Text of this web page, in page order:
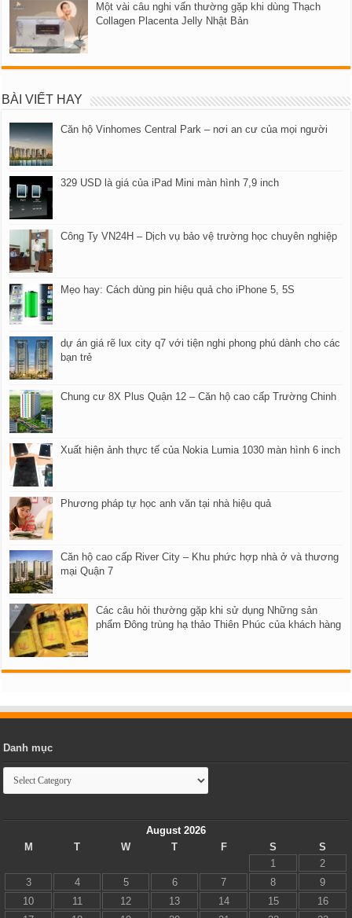
Một vài câu nghi vấn thường gặp khi dùng Thạch
Collagen Placenta Jelly Nhật Bản
BÀI VIẾT HAY
Căn hộ Vinhomes Central Park – nơi an cư của mọi người
329 USD là giá của iPad Mini màn hình 7,9 inch
Công Ty VN24H – Dịch vụ bảo vệ trường học chuyên nghiệp
Mẹo hay: Cách dùng pin hiệu quả cho iPhone 5, 5S
dự án giá rẽ lux city q7 với tiện nghi phong phú dành cho các
bạn trẻ
Chung cư 8X Plus Quận 12 – Căn hộ cao cấp Trường Chinh
Xuất hiện ảnh thực tế của Nokia Lumia 1030 màn hình 6 inch
Phương pháp tự học anh văn tại nhà hiệu quả
Căn hộ cao cấp River City – Khu phức hợp nhà ở và thương
mại Quận 7
Các câu hỏi thường gặp khi sử dụng Những sản
phẩm Đông trùng hạ thảo Thiên Phúc của khách hàng
Danh mục
Danh
mục
August 2026
M
T W T F S
S
1
2
3
4 5 6 7 8
9
10
11 12 13 14 15
16